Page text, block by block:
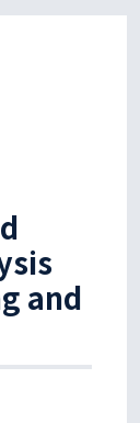
and